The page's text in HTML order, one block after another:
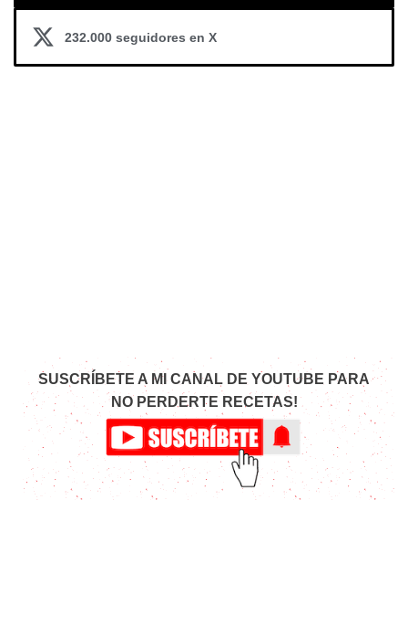
232.000 seguidores en X
SUSCRÍBETE A MI CANAL DE YOUTUBE PARA
NO PERDERTE RECETAS!